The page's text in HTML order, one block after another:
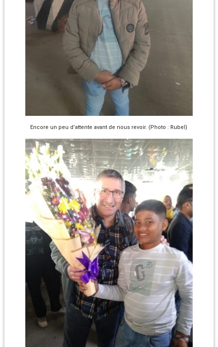
Encore un peu d’attente avant de nous revoir. (Photo : Rubel)